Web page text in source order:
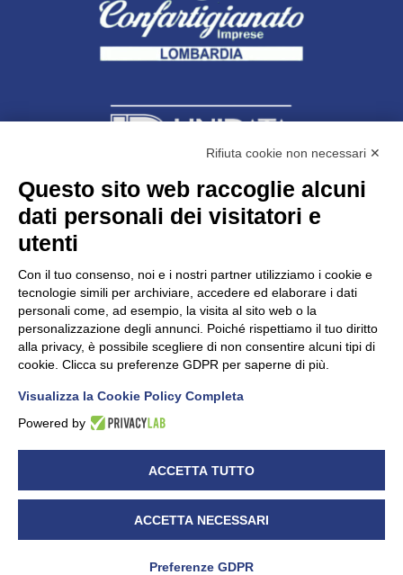
Unidata s.r.lcon unico socio
Largo dell’Artigianato, 1 - 23100 Sondrio
C.F. 00481790145 - N.REA SO-36426
PEC: unidata.sondrio@legalmail.it
Cap. soc. euro 100.000,00 i.v.
UNIDATA - Informativa privacy (per i clienti)
UNIDATA - Whistleblowing
Rifiuta cookie non necessari ✕
Questo sito web raccoglie alcuni
dati personali dei visitatori e
utenti
Con il tuo consenso, noi e i nostri partner utilizziamo i cookie e
tecnologie simili per archiviare, accedere ed elaborare i dati
personali come, ad esempio, la visita al sito web o la
personalizzazione degli annunci. Poiché rispettiamo il tuo diritto
alla privacy, è possibile scegliere di non consentire alcuni tipi di
cookie. Clicca su preferenze GDPR per saperne di più.
Visualizza la Cookie Policy Completa
Powered by
ACCETTA TUTTO
ACCETTA NECESSARI
Preferenze GDPR